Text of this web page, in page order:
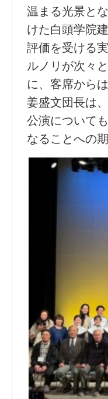
温まる光景と
けた白頭学院
評価を受ける
ルノリが次々
に、客席から
姜盛文団長は
公演について
なることへの